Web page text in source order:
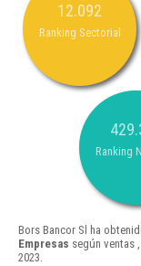
12.092
Ranking Sectorial
Ranking
Bors Bancor Sl ha
Empresas según ventas
2023.